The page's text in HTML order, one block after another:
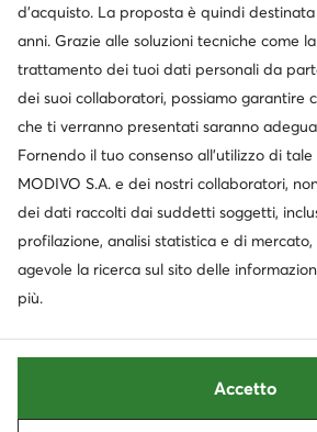
Cambia paese:
© escarpe.it 2026
Termini e condizioni
Modifica
Informativa sulla privacy
d’acquisto. La proposta è quindi
anni. Grazie alle soluzioni tecniche come
trattamento dei tuoi dati personali da
dei suoi collaboratori, possiamo garantire
che ti verranno presentati saranno
Fornendo il tuo consenso all’utilizzo di
MODIVO S.A. e dei nostri collaboratori,
dei dati raccolti dai suddetti soggetti,
profilazione, analisi statistica e di
agevole la ricerca sul sito delle
più.
Accetto